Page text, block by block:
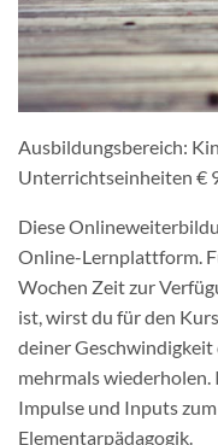
Ausbildungsbereich:
Unterrichtseinheiten €
Diese
Online-Lernplattform.
Wochen Zeit zur
ist, wirst du für den
deiner Geschwindigkeit
mehrmals
Impulse und Inputs
Elementarpädagogik.